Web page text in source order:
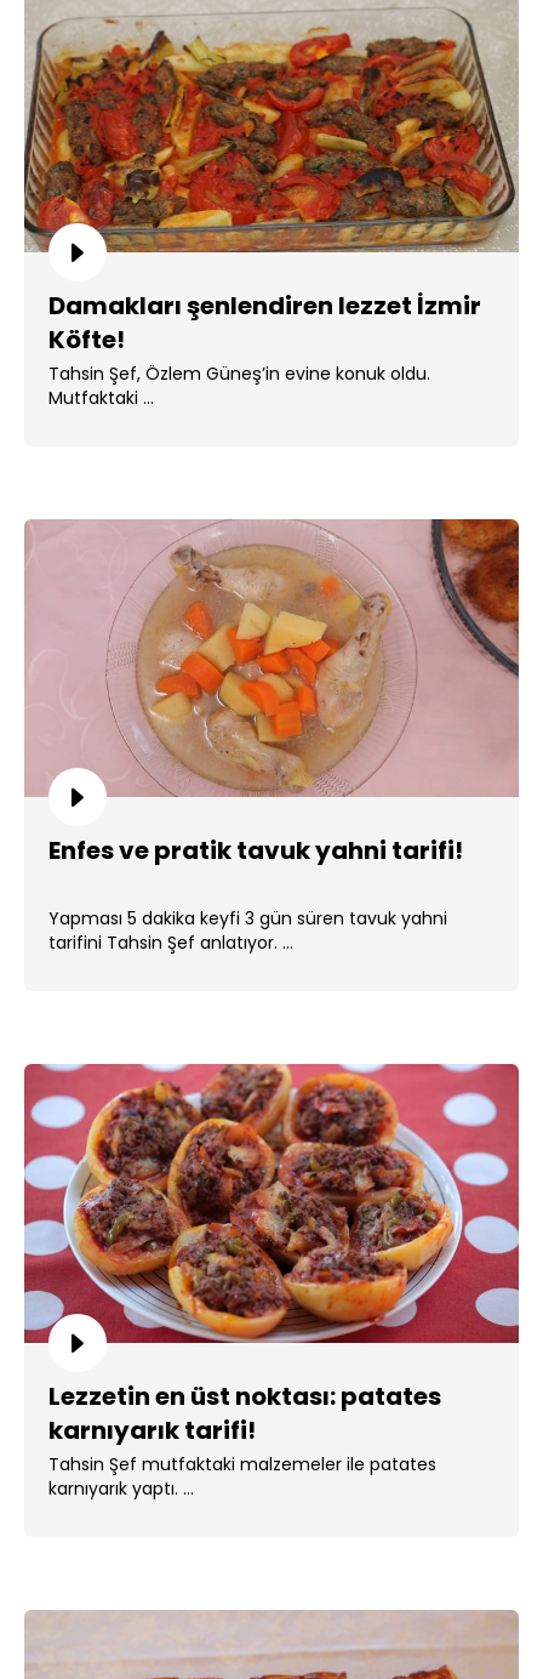
Damakları şenlendiren lezzet İzmir
Köfte!
Tahsin Şef, Özlem Güneş’in evine konuk oldu.
Mutfaktaki ...
Enfes ve pratik tavuk yahni tarifi!
Yapması 5 dakika keyfi 3 gün süren tavuk yahni
tarifini Tahsin Şef anlatıyor. ...
Lezzetin en üst noktası: patates
karnıyarık tarifi!
Tahsin Şef mutfaktaki malzemeler ile patates
karnıyarık yaptı. ...